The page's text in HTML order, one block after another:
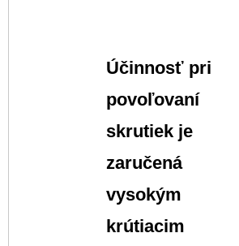
Účinnosť pri
povoľovaní
skrutiek je
zaručená
vysokým
krútiacim